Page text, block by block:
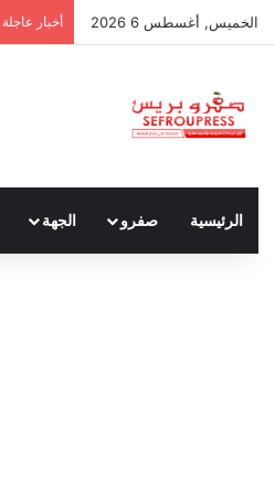
الخميس, أغسطس 6 2026 أخبار عاجلة
الرئيسية صفرو الجهة